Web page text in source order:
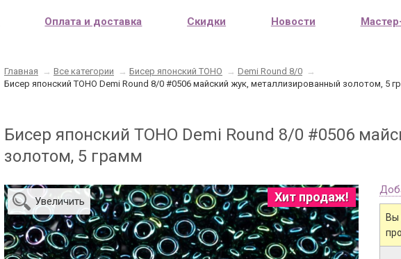
Оплата и доставка Скидки Новости
Главная → Все категории → Бисер японский TOHO → Demi Round 8/0 →
Бисер японский TOHO Demi Round 8/0 #0506 майский жук, металлизированный золотом, 5
Бисер японский TOHO Demi Round 8/0 #0506
золотом, 5 грамм
Хит продаж!
Увеличить
Вы